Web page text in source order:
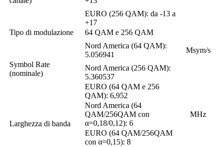
EURO (256 QAM): da -13 a
+17
Tipo di modulazione
64 QAM e 256 QAM
Symbol Rate
(nominale)
Nord America (64 QAM):
5.056941
Msym/s
Nord America (256 QAM):
5.360537
EURO (64 QAM e 256
QAM): 6,952
Larghezza di banda
Nord America (64
QAM/256QAM con
α=0,18/0,12): 6
MHz
EURO (64 QAM/256QAM
con α=0,15): 8